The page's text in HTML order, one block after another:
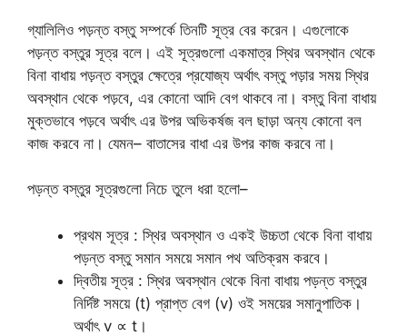
গ্যালিলিও পড়ন্ত বস্তু সম্পর্কে তিনটি সূত্র বের করেন। এগুলোকে
পড়ন্ত বস্তুর সূত্র বলে। এই সূত্রগুলো একমাত্র স্থির অবস্থান থেকে
বিনা বাধায় পড়ন্ত বস্তুর ক্ষেত্রে প্রযোজ্য অর্থাৎ বস্তু পড়ার সময় স্থির
অবস্থান থেকে পড়বে, এর কোনো আদি বেগ থাকবে না। বস্তু বিনা বাধায়
মুক্তভাবে পড়বে অর্থাৎ এর উপর অভিকর্ষজ বল ছাড়া অন্য কোনো বল
কাজ করবে না। যেমন– বাতাসের বাধা এর উপর কাজ করবে না।
পড়ন্ত বস্তুর সূত্রগুলো নিচে তুলে ধরা হলো–
প্রথম সূত্র : স্থির অবস্থান ও একই উচ্চতা থেকে বিনা বাধায়
পড়ন্ত বস্তু সমান সময়ে সমান পথ অতিক্রম করবে।
দ্বিতীয় সূত্র : স্থির অবস্থান থেকে বিনা বাধায় পড়ন্ত বস্তুর
নির্দিষ্ট সময়ে (t) প্রাপ্ত বেগ (v) ওই সময়ের সমানুপাতিক।
অর্থাৎ v ∝ t।